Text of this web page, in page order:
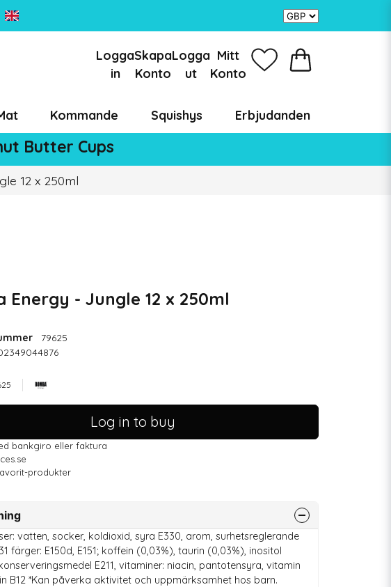
Logga
in
Skapa
Konto
Logga
ut
Mitt
Konto
Kommande Squishys Erbjudanden
Butter Cups
12 x 250ml
Energy - Jungle 12 x 250ml
79625
Log in to buy
bankgiro eller faktura
produkter
vatten, socker, koldioxid, syra E330, arom, surhetsreglerande
färger: E150d, E151; koffein (0,03%), taurin (0,03%), inositol
E211, vitaminer: niacin, pantotensyra, vitamin
B12 *Kan påverka aktivitet och uppmärksamhet hos barn.